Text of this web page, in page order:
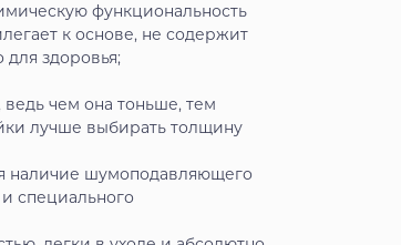
функциональность
к основе, не содержит
здоровья;
чем она тоньше, тем
лучше выбирать толщину
наличие шумоподавляющего
специального